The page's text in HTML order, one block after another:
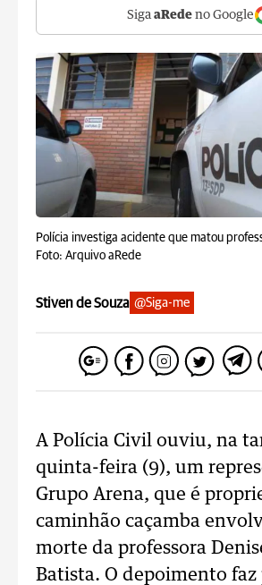
Siga aRede no Google
Polícia investiga acidente que matou
Foto: Arquivo aRede
Stiven de Souza @Siga-me
A Polícia Civil ouviu, na
quinta-feira (9), um
Grupo Arena, que é
caminhão caçamba
morte da professora
Batista. O depoimento faz